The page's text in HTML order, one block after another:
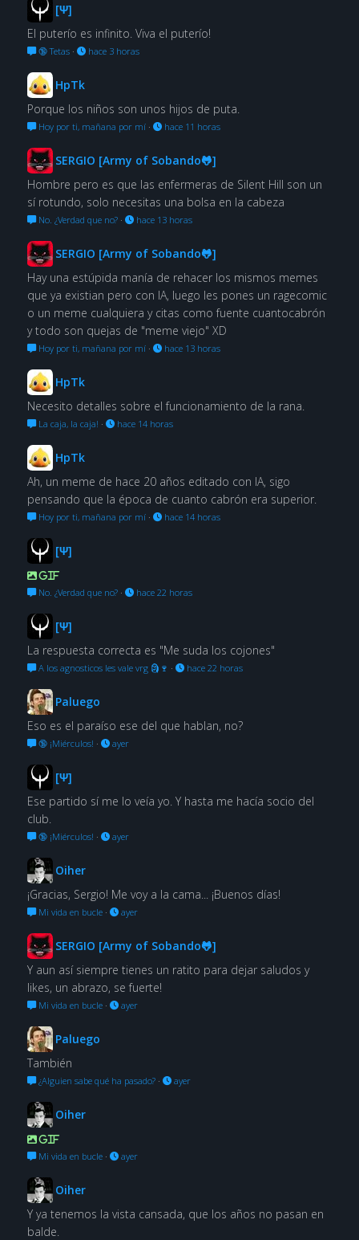
[Ψ]
El puterío es infinito. Viva el puterío!
🔞 Tetas· hace 3 horas
HpTk
Porque los niños son unos hijos de puta.
Hoy por ti, mañana por mí· hace 11 horas
SERGIO [Army of Sobando🐸]
Hombre pero es que las enfermeras de Silent Hill son un
sí rotundo, solo necesitas una bolsa en la cabeza
No. ¿Verdad que no?· hace 13 horas
SERGIO [Army of Sobando🐸]
Hay una estúpida manía de rehacer los mismos memes
que ya existian pero con IA, luego les pones un ragecomic
o un meme cualquiera y citas como fuente cuantocabrón
y todo son quejas de "meme viejo" XD
Hoy por ti, mañana por mí· hace 13 horas
HpTk
Necesito detalles sobre el funcionamiento de la rana.
La caja, la caja! · hace 14 horas
HpTk
Ah, un meme de hace 20 años editado con IA, sigo
pensando que la época de cuanto cabrón era superior.
Hoy por ti, mañana por mí· hace 14 horas
[Ψ]
GIF
No. ¿Verdad que no?· hace 22 horas
[Ψ]
La respuesta correcta es "Me suda los cojones"
A los agnosticos les vale vrg 🗿🍷 · hace 22 horas
Paluego
Eso es el paraíso ese del que hablan, no?
🔞 ¡Miérculos! · ayer
[Ψ]
Ese partido sí me lo veía yo. Y hasta me hacía socio del
club.
🔞 ¡Miérculos! · ayer
Oiher
¡Gracias, Sergio! Me voy a la cama... ¡Buenos días!
Mi vida en bucle· ayer
SERGIO [Army of Sobando🐸]
Y aun así siempre tienes un ratito para dejar saludos y
likes, un abrazo, se fuerte!
Mi vida en bucle· ayer
Paluego
También
¿Alguien sabe qué ha pasado?· ayer
Oiher
GIF
Mi vida en bucle· ayer
Oiher
Y ya tenemos la vista cansada, que los años no pasan en
balde.